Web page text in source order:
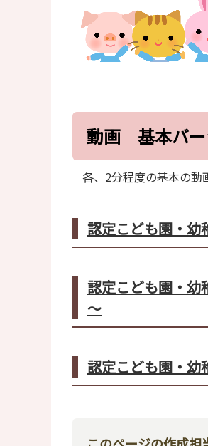
動画 基本バー
各、2分程度の基本の動
認定こども園・
認定こども園・
～
認定こども園・